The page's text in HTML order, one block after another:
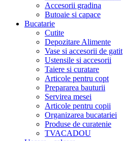
Accesorii gradina
Butoaie si capace
Bucatarie
Cutite
Depozitare Alimente
Vase si accesorii de gatit
Ustensile si accesorii
Taiere si curatare
Articole pentru copt
Prepararea bauturii
Servirea mesei
Articole pentru copii
Organizarea bucatariei
Produse de curatenie
TVACADOU